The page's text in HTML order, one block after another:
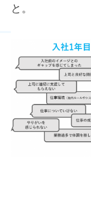
と。